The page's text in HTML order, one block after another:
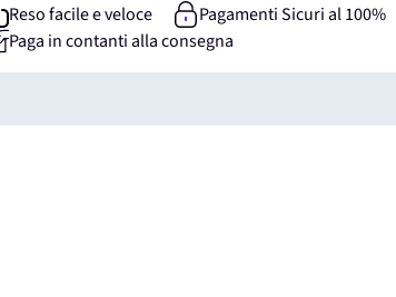
Reso facile e veloce
Pagamenti Sicuri al 100%
Paga in contanti alla consegna